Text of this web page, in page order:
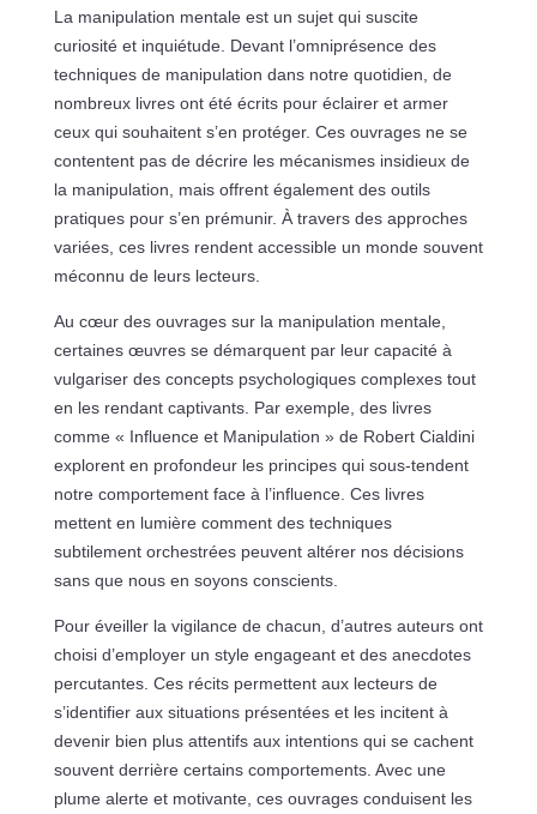
La manipulation mentale est un sujet qui suscite
curiosité et inquiétude. Devant l’omniprésence des
techniques de manipulation dans notre quotidien, de
nombreux livres ont été écrits pour éclairer et armer
ceux qui souhaitent s’en protéger. Ces ouvrages ne se
contentent pas de décrire les mécanismes insidieux de
la manipulation, mais offrent également des outils
pratiques pour s’en prémunir. À travers des approches
variées, ces livres rendent accessible un monde souvent
méconnu de leurs lecteurs.
Au cœur des ouvrages sur la manipulation mentale,
certaines œuvres se démarquent par leur capacité à
vulgariser des concepts psychologiques complexes tout
en les rendant captivants. Par exemple, des livres
comme « Influence et Manipulation » de Robert Cialdini
explorent en profondeur les principes qui sous-tendent
notre comportement face à l’influence. Ces livres
mettent en lumière comment des techniques
subtilement orchestrées peuvent altérer nos décisions
sans que nous en soyons conscients.
Pour éveiller la vigilance de chacun, d’autres auteurs ont
choisi d’employer un style engageant et des anecdotes
percutantes. Ces récits permettent aux lecteurs de
s’identifier aux situations présentées et les incitent à
devenir bien plus attentifs aux intentions qui se cachent
souvent derrière certains comportements. Avec une
plume alerte et motivante, ces ouvrages conduisent les